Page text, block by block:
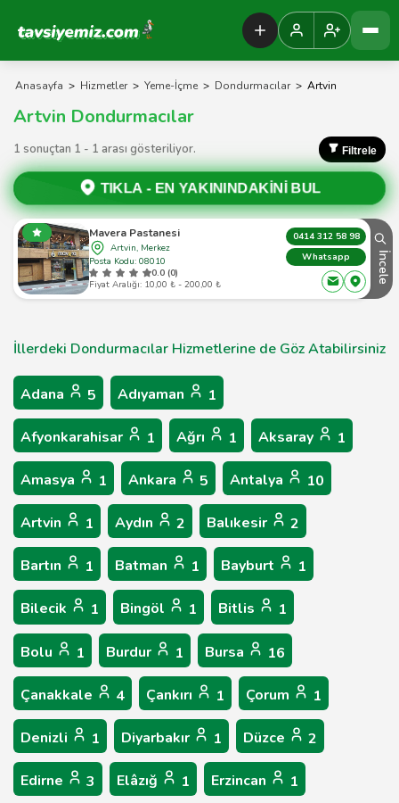
Tavsiyemiz Anasayfa
Anasayfa > Hizmetler > Yeme-İçme > Dondurmacılar > Artvin
Artvin Dondurmacılar
1 sonuçtan 1 - 1 arası gösteriliyor. Filtrele
TIKLA - EN YAKININDAKİNİ BUL
Mavera Pastanesi
Artvin, Merkez
Posta Kodu: 08010
0.0 (0)
Fiyat Aralığı: 10,00 ₺ - 200,00 ₺
0414 312 58 98
Whatsapp
İncele
İllerdeki Dondurmacılar Hizmetlerine de Göz Atabilirsiniz
Adana 5 Adıyaman 1
Afyonkarahisar 1 Ağrı 1 Aksaray 1
Amasya 1 Ankara 5 Antalya 10
Artvin 1 Aydın 2 Balıkesir 2
Bartın 1 Batman 1 Bayburt 1
Bilecik 1 Bingöl 1 Bitlis 1
Bolu 1 Burdur 1 Bursa 16
Çanakkale 4 Çankırı 1 Çorum 1
Denizli 1 Diyarbakır 1 Düzce 2
Edirne 3 Elâzığ 1 Erzincan 1